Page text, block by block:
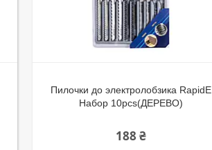
Пилочки до электролобзика RapidE
Набор 10pcs(ДЕРЕВО)
188 ₴